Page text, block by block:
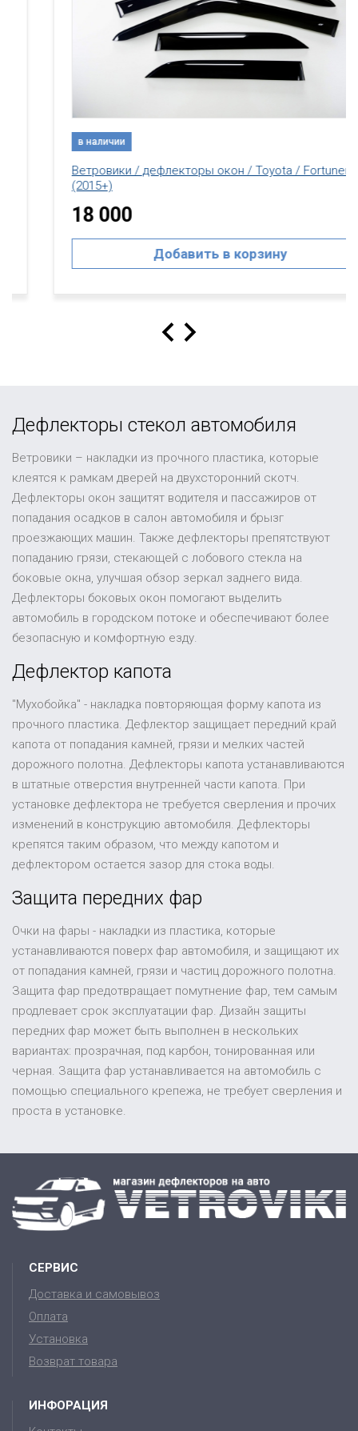
в наличии
Ветровики / дефлекторы окон / Toyota / Fortuner
18 000
Добавить в корзину
Дефлекторы стекол автомобиля
Ветровики – накладки из прочного пластика, которые
клеятся к рамкам дверей на двухсторонний скотч.
Дефлекторы окон защитят водителя и пассажиров от
попадания осадков в салон автомобиля и брызг
проезжающих машин. Также дефлекторы препятствуют
попаданию грязи, стекающей с лобового стекла на
боковые окна, улучшая обзор зеркал заднего вида.
Дефлекторы боковых окон помогают выделить
автомобиль в городском потоке и обеспечивают более
безопасную и комфортную езду.
Дефлектор капота
"Мухобойка" - накладка повторяющая форму капота из
прочного пластика. Дефлектор защищает передний край
капота от попадания камней, грязи и мелких частей
дорожного полотна. Дефлекторы капота устанавливаются
в штатные отверстия внутренней части капота. При
установке дефлектора не требуется сверления и прочих
изменений в конструкцию автомобиля. Дефлекторы
крепятся таким образом, что между капотом и
дефлектором остается зазор для стока воды.
Защита передних фар
Очки на фары - накладки из пластика, которые
устанавливаются поверх фар автомобиля, и защищают их
от попадания камней, грязи и частиц дорожного полотна.
Защита фар предотвращает помутнение фар, тем самым
продлевает срок эксплуатации фар. Дизайн защиты
передних фар может быть выполнен в нескольких
вариантах: прозрачная, под карбон, тонированная или
черная. Защита фар устанавливается на автомобиль с
помощью специального крепежа, не требует сверления и
проста в установке.
СЕРВИС
Доставка и самовывоз
Оплата
Установка
Возврат товара
ИНФОРАЦИЯ